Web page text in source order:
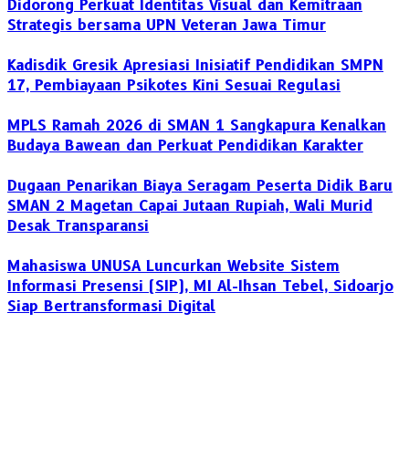
Didorong Perkuat Identitas Visual dan Kemitraan
Strategis bersama UPN Veteran Jawa Timur
Kadisdik Gresik Apresiasi Inisiatif Pendidikan SMPN
17, Pembiayaan Psikotes Kini Sesuai Regulasi
MPLS Ramah 2026 di SMAN 1 Sangkapura Kenalkan
Budaya Bawean dan Perkuat Pendidikan Karakter
Dugaan Penarikan Biaya Seragam Peserta Didik Baru
SMAN 2 Magetan Capai Jutaan Rupiah, Wali Murid
Desak Transparansi
Mahasiswa UNUSA Luncurkan Website Sistem
Informasi Presensi (SIP), MI Al-Ihsan Tebel, Sidoarjo
Siap Bertransformasi Digital